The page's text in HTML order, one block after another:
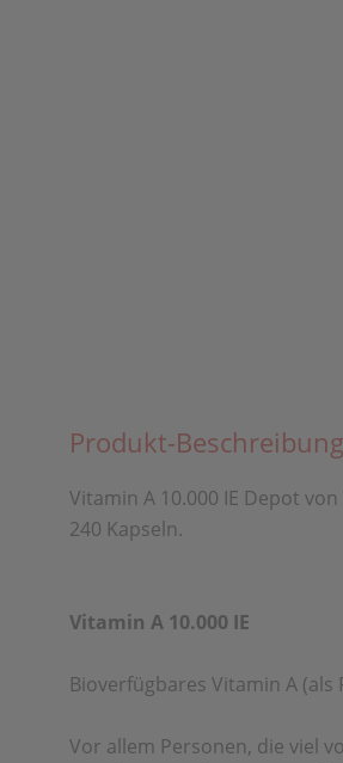
Produkt-Beschreibung
Vitamin A 10.000 IE Depot
240 Kapseln.
Vitamin A 10.000 IE
Bioverfügbares Vitamin A
Vor allem Personen, die viel